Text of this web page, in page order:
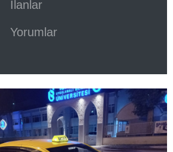
İlanlar
Yorumlar